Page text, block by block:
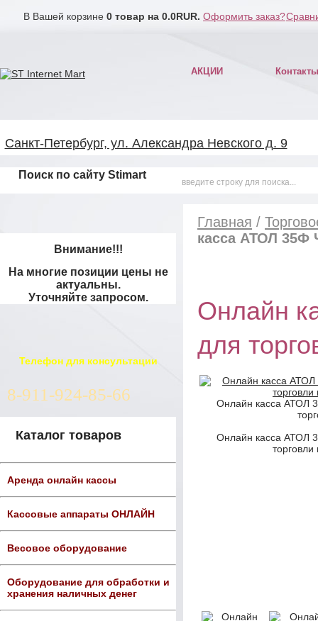
В Вашей корзине 0 товар на 0.0RUR. Оформить заказ?
АКЦИИ Контакты
Санкт-Петербург, ул. Александра Невского д. 9
Поиск по сайту Stimart
Внимание!!!
На многие позиции цены не
актуальны.
Уточняйте запросом.
Телефон для консультации
8-911-924-85-66
Каталог товаров
Аренда онлайн кассы
Кассовые аппараты ОНЛАЙН
Весовое оборудование
Оборудование для обработки и
хранения наличных денег
Главная /
касса АТОЛ 35Ф
Онлайн
для
Онлайн касса АТОЛ
Онлайн касса АТОЛ
торговли